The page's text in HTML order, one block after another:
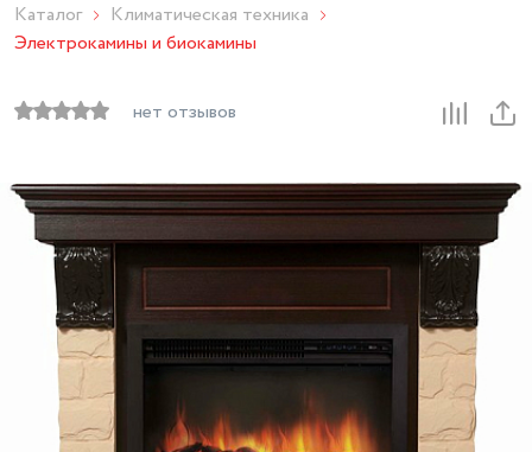
Каталог
Климатическая техника
Электрокамины и биокамины
нет отзывов